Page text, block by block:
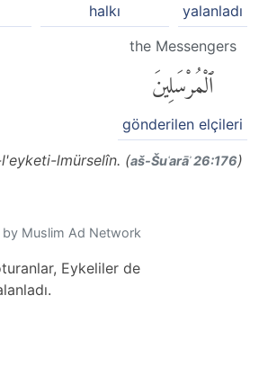
yalanladı
halkı
the Messengers
ٱلْمُرْسَلِينَ
gönderilen elçileri
lmürselîn. (aš-Šuʿarāʾ 26:176)
by Muslim Ad Network
Eykeliler de